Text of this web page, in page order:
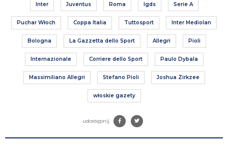
Inter Juventus Roma lgds Serie A
Puchar Włoch Coppa Italia Tuttosport Inter Mediolan
Bologna La Gazzetta dello Sport Allegri Pioli
Internazionale Corriere dello Sport Paulo Dybala
Massimiliano Allegri Stefano Pioli Joshua Zirkzee
włoskie gazety
udostępnij